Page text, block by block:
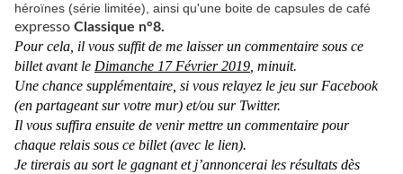
héroïnes (série limitée), ainsi qu'une boite de capsules de café
expresso Classique n°8.
Pour cela, il vous suffit de me laisser un commentaire sous ce
billet avant le Dimanche 17 Février 2019 , minuit.
Une chance supplémentaire, si vous relayez le jeu sur Facebook
(en partageant sur votre mur) et/ou sur Twitter.
Il vous suffira ensuite de venir mettre un commentaire pour
chaque relais sous ce billet (avec le lien).
Je tirerais au sort le gagnant et j’annoncerai les résultats dès